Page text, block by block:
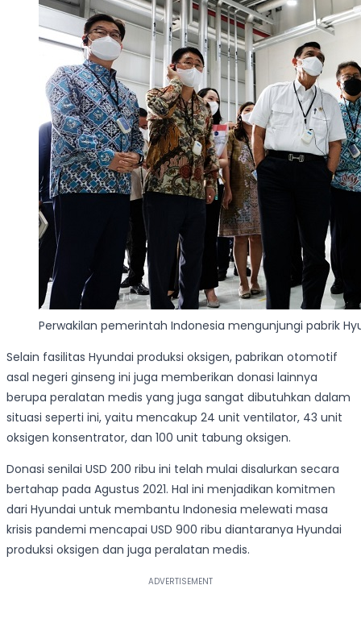
Perwakilan pemerintah Indonesia mengunjungi pabrik
Selain fasilitas Hyundai produksi oksigen, pabrikan otomotif
asal negeri ginseng ini juga memberikan donasi lainnya
berupa peralatan medis yang juga sangat dibutuhkan dalam
situasi seperti ini, yaitu mencakup 24 unit ventilator, 43 unit
oksigen konsentrator, dan 100 unit tabung oksigen.
Donasi senilai USD 200 ribu ini telah mulai disalurkan secara
bertahap pada Agustus 2021. Hal ini menjadikan komitmen
dari Hyundai untuk membantu Indonesia melewati masa
krisis pandemi mencapai USD 900 ribu diantaranya Hyundai
produksi oksigen dan juga peralatan medis.